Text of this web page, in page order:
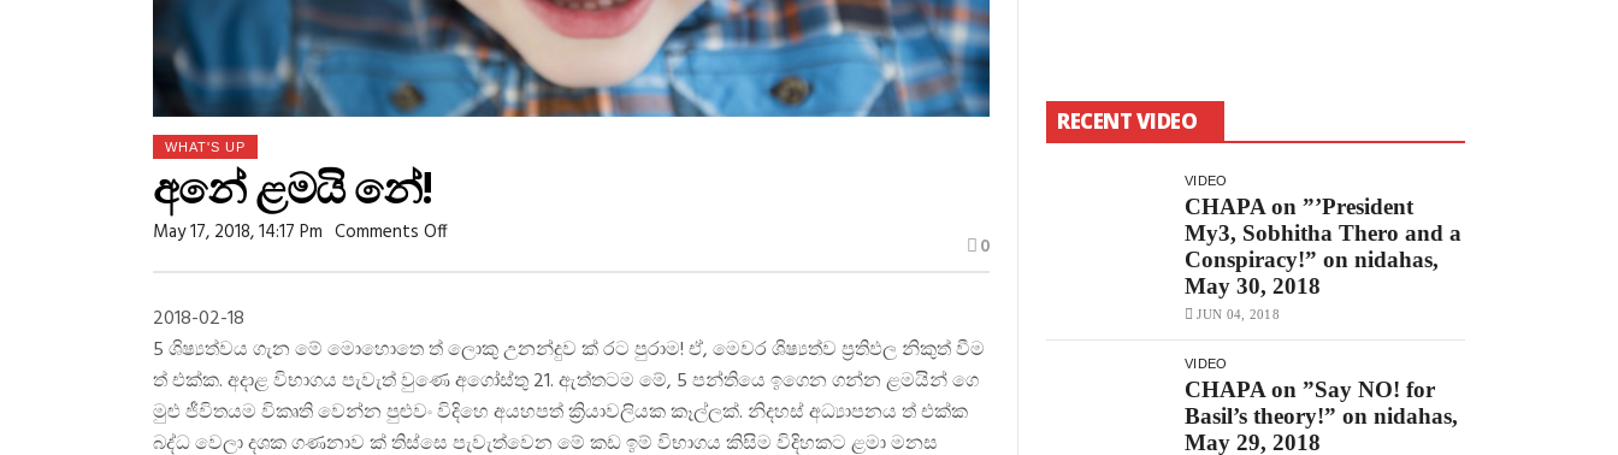
WHAT'S UP
අනේ ළමයි නේ!
May 17, 2018, 14:17 Pm Comments OffOn
ළමයි
0
2018-02-18
5 ශිෂ්‍යත්වය ගැන මේ මොහොතෙ ත් ලොකු උනන්දුව ක් රට පුරාම! ඒ, මෙවර ශිෂ්‍යත්ව ප්‍රතිඵල නිකුත් වීම
ත් එක්ක. අදාළ විභාගය පැවැත් වුණෙ අගෝස්තු 21. ඇත්තටම මේ, 5 පන්තියෙ ඉගෙන ගන්න ළමයින් ගෙ
මුළු ජීවිතයම විකෘති වෙන්න පුළුවං විදිහෙ අයහපත් ක්‍රියාවලියක කෑල්ලක්. නිදහස් අධ්‍යාපනය ත් එක්ක
බද්ධ වෙලා දශක ගණනාව ක් තිස්සෙ පැවැත්වෙන මේ කඩ ඉම් විභාගය කිසිම විදිහකට ළමා මනස
RECENT VIDEO
VIDEO
CHAPA on ”’President
My3, Sobhitha Thero and a
Conspiracy!” on nidahas,
May 30, 2018
JUN 04, 2018
VIDEO
CHAPA on ”Say NO! for
Basil’s theory!” on nidahas,
May 29, 2018